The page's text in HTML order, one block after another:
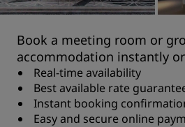
Book a meeting room or
accommodation instantly
Real-time availability
Best available rate
Instant booking
Easy and secure online